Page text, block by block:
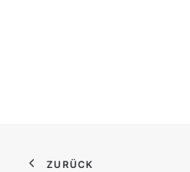
ZURÜCK